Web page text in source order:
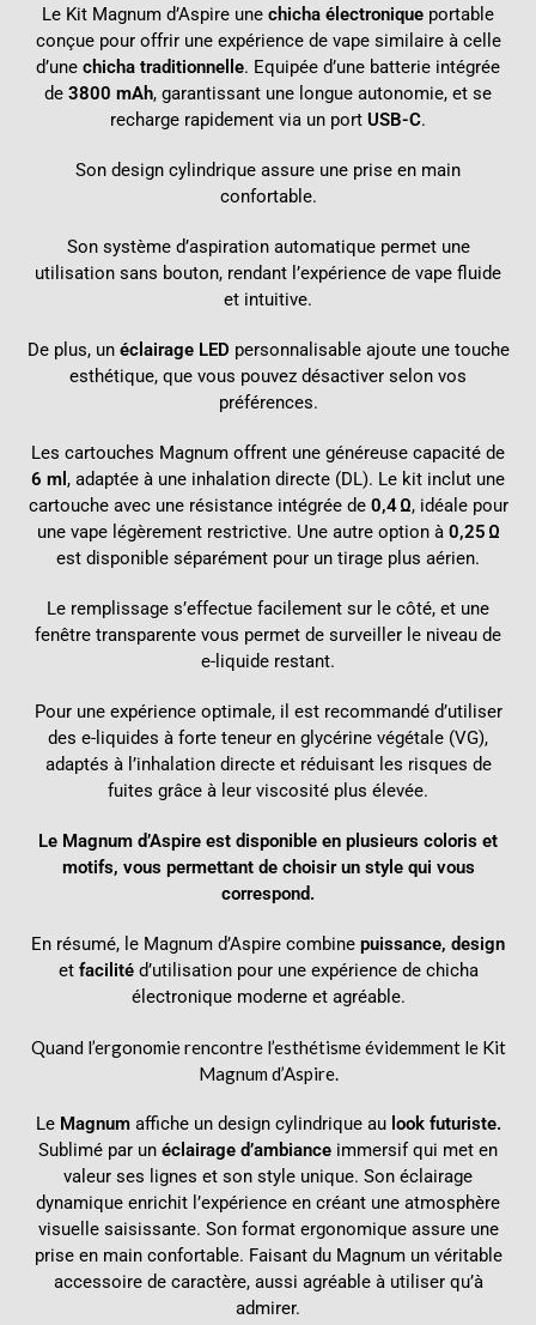
Le Kit Magnum d’Aspire une chicha électronique portable
conçue pour offrir une expérience de vape similaire à celle
d’une chicha traditionnelle. Equipée d’une batterie intégrée
de 3800 mAh, garantissant une longue autonomie, et se
recharge rapidement via un port USB-C.
Son design cylindrique assure une prise en main
confortable.
Son système d’aspiration automatique permet une
utilisation sans bouton, rendant l’expérience de vape fluide
et intuitive.
De plus, un éclairage LED personnalisable ajoute une touche
esthétique, que vous pouvez désactiver selon vos
préférences.
Les cartouches Magnum offrent une généreuse capacité de
6 ml , adaptée à une inhalation directe (DL). Le kit inclut une
cartouche avec une résistance intégrée de 0,4 Ω, idéale pour
une vape légèrement restrictive. Une autre option à 0,25 Ω
est disponible séparément pour un tirage plus aérien.
Le remplissage s’effectue facilement sur le côté, et une
fenêtre transparente vous permet de surveiller le niveau de
e-liquide restant.
Pour une expérience optimale, il est recommandé d’utiliser
des e-liquides à forte teneur en glycérine végétale (VG),
adaptés à l’inhalation directe et réduisant les risques de
fuites grâce à leur viscosité plus élevée.
Le Magnum d’Aspire est disponible en plusieurs coloris et
motifs, vous permettant de choisir un style qui vous
correspond.
En résumé, le Magnum d’Aspire combine puissance, design
et facilitéd’utilisation pour une expérience de chicha
électronique moderne et agréable.
Quand l’ergonomie rencontre l’esthétisme évidemment le Kit
Magnum d’Aspire.
Le Magnumaffiche un design cylindrique au look futuriste.
Sublimé par un éclairage d’ambiance immersif qui met en
valeur ses lignes et son style unique. Son éclairage
dynamique enrichit l’expérience en créant une atmosphère
visuelle saisissante. Son format ergonomique assure une
prise en main confortable. Faisant du Magnum un véritable
accessoire de caractère, aussi agréable à utiliser qu’à
admirer.